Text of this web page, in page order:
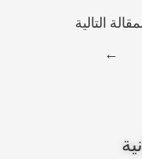
التالية
←